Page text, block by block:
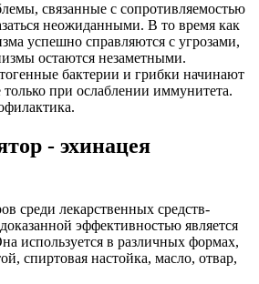
связанные с сопротивляемостью
неожиданными. В то время как
успешно справляются с угрозами,
остаются незаметными.
бактерии и грибки начинают
при ослаблении иммунитета.
- эхинацея
среди лекарственных средств-
эффективностью является
используется в различных формах,
спиртовая настойка, масло, отвар,